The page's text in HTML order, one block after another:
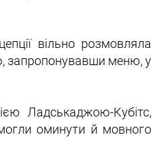
вільно розмовляла
запропонувавши меню, у
Ладськаджою-Кубітс,
оминути й мовного